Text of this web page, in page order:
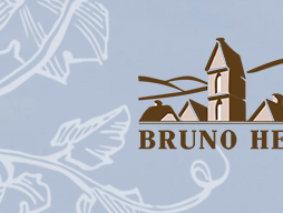
Les Vins d'Alsace
Hertz à Eguisheim